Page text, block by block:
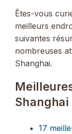
Êtes-vous
meilleurs
suivantes
nombreuses
Shanghai.
Shanghai
17